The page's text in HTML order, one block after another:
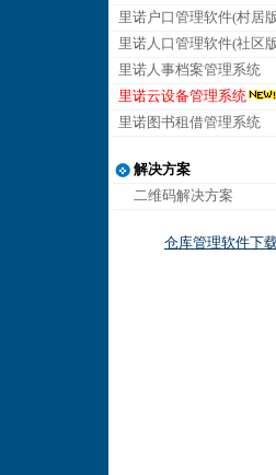
里诺户口管理软件(村居
里诺人口管理软件(社区
里诺人事档案管理系统
里诺云设备管理系统
里诺图书租借管理系统
解决方案
二维码解决方案
仓库管理软件下